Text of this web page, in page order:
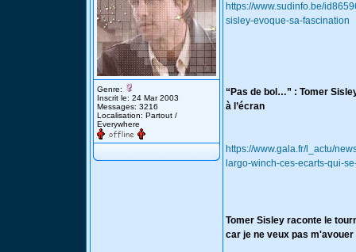
Genre:
Inscrit le: 24 Mar 2003
Messages: 3216
Localisation: Partout /
Everywhere
https://www.sudinfo.be/
sisley-evoque-sa-fascination
“Pas de bol…” : Tomer
à l’écran
https://www.gala.fr/l_actu/
largo-winch-ces-ecarts-qui-
Tomer Sisley raconte le
car je ne veux pas